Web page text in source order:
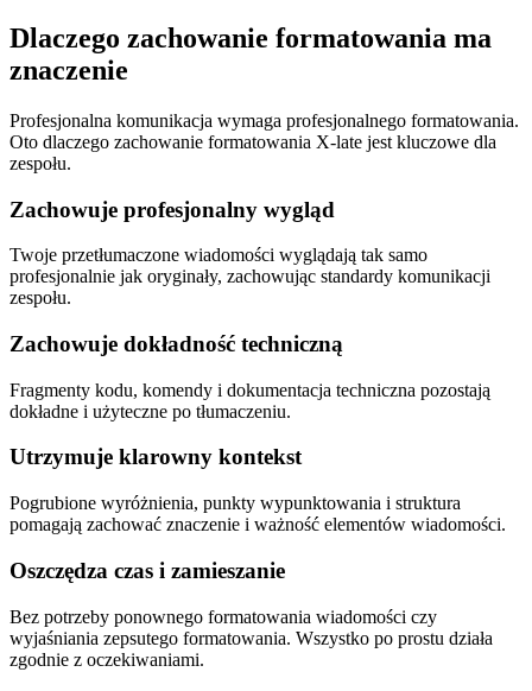
Dlaczego zachowanie formatowania ma
znaczenie
Profesjonalna komunikacja wymaga profesjonalnego formatowania.
Oto dlaczego zachowanie formatowania X-late jest kluczowe dla
zespołu.
Zachowuje profesjonalny wygląd
Twoje przetłumaczone wiadomości wyglądają tak samo
profesjonalnie jak oryginały, zachowując standardy komunikacji
zespołu.
Zachowuje dokładność techniczną
Fragmenty kodu, komendy i dokumentacja techniczna pozostają
dokładne i użyteczne po tłumaczeniu.
Utrzymuje klarowny kontekst
Pogrubione wyróżnienia, punkty wypunktowania i struktura
pomagają zachować znaczenie i ważność elementów wiadomości.
Oszczędza czas i zamieszanie
Bez potrzeby ponownego formatowania wiadomości czy
wyjaśniania zepsutego formatowania. Wszystko po prostu działa
zgodnie z oczekiwaniami.